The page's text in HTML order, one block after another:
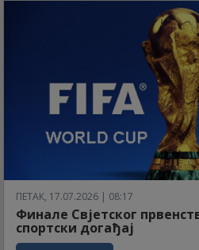
ПЕТАК, 17.07.2026 | 08:17
Финале Свјетског
спортски догађај